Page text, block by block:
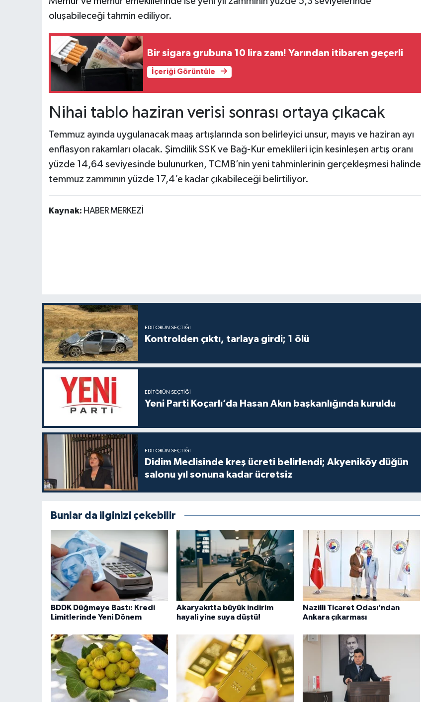
oluşabileceği tahmin ediliyor.
Bir sigara grubuna 10 lira zam! Yarından itibaren geçerli
İçeriği Görüntüle
Nihai tablo haziran verisi sonrası ortaya çıkacak
Temmuz ayında uygulanacak maaş artışlarında son belirleyici unsur, mayıs ve haziran ayı
enflasyon rakamları olacak. Şimdilik SSK ve Bağ-Kur emeklileri için kesinleşen artış oranı
yüzde 14,64 seviyesinde bulunurken, TCMB’nin yeni tahminlerinin gerçekleşmesi halinde
temmuz zammının yüzde 17,4’e kadar çıkabileceği belirtiliyor.
Kaynak: HABER MERKEZİ
EDITÖRÜN SEÇTIĞI
Kontrolden çıktı, tarlaya girdi; 1 ölü
EDITÖRÜN SEÇTIĞI
Yeni Parti Koçarlı’da Hasan Akın başkanlığında kuruldu
EDITÖRÜN SEÇTIĞI
Didim Meclisinde kreş ücreti belirlendi; Akyeniköy düğün
salonu yıl sonuna kadar ücretsiz
Bunlar da ilginizi çekebilir
BDDK Düğmeye Bastı: Kredi
Limitlerinde Yeni Dönem
Akaryakıtta büyük indirim
hayali yine suya düştü!
Nazilli Ticaret Odası’ndan
Ankara çıkarması